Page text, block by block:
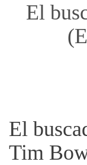
El
El
Tim